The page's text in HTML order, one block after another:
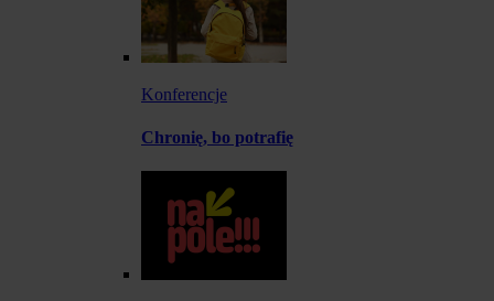
Konferencje
Chronię, bo potrafię